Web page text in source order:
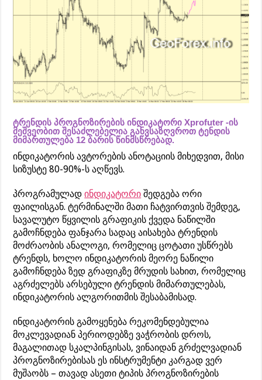
ტრენდის პროგნოზირების ინდიკატორი Xprofuter -ის
მეშვეობით შესაძლებელია განვსაზღვროთ ტენდის
მიმართულება 12 ბარის წინმსწრებად.
ინდიკატორის ავტორების ანოტაციის მიხედვით, მისი
სიზუსტე 80-90%-ს აღწევს.
პროგრამულადინდიკატორი შედგება ორი
ფაილისგან. ტერმინალში მათი ჩატვირთვის შემდეგ,
სავალუტო წყვილის გრაფიკის ქვედა ნაწილში
გამოჩნდება ფანჯარა სადაც აისახება ტრენდის
მოძრაობის ანალოგი, რომელიც ცოტათი უსწრებს
ტრენდს, ხოლო ინდიკატორის მეორე ნაწილი
გამოჩნდება ზედ გრაფიკზე მრუდის სახით, რომელიც
აგრძელებს არსებული ტრენდის მიმართულებას,
ინდიკატორის ალგორითმის შესაბამისად.
ინდიკატორის გამოყენება რეკომენდებულია
მოკლევადიან პერიოდებზე ვაჭრობის დროს,
მაგალითად სკალპინგისას, ვინაიდან გრძელვადიან
პროგნოზირებისას ეს ინსტრუმენტი კარგად ვერ
მუშაობს – თავად ასეთი ტიპის პროგნოზირების